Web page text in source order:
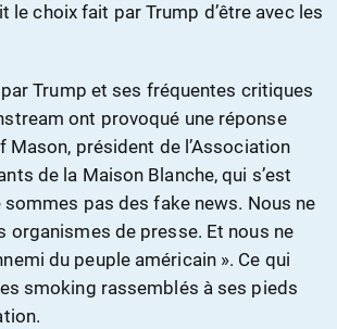
le choix fait par Trump d’être avec les
Trump et ses fréquentes critiques
ont provoqué une réponse
Mason, président de l’Association
de la Maison Blanche, qui s’est
sommes pas des fake news. Nous ne
organismes de presse. Et nous ne
du peuple américain ». Ce qui
smoking rassemblés à ses pieds